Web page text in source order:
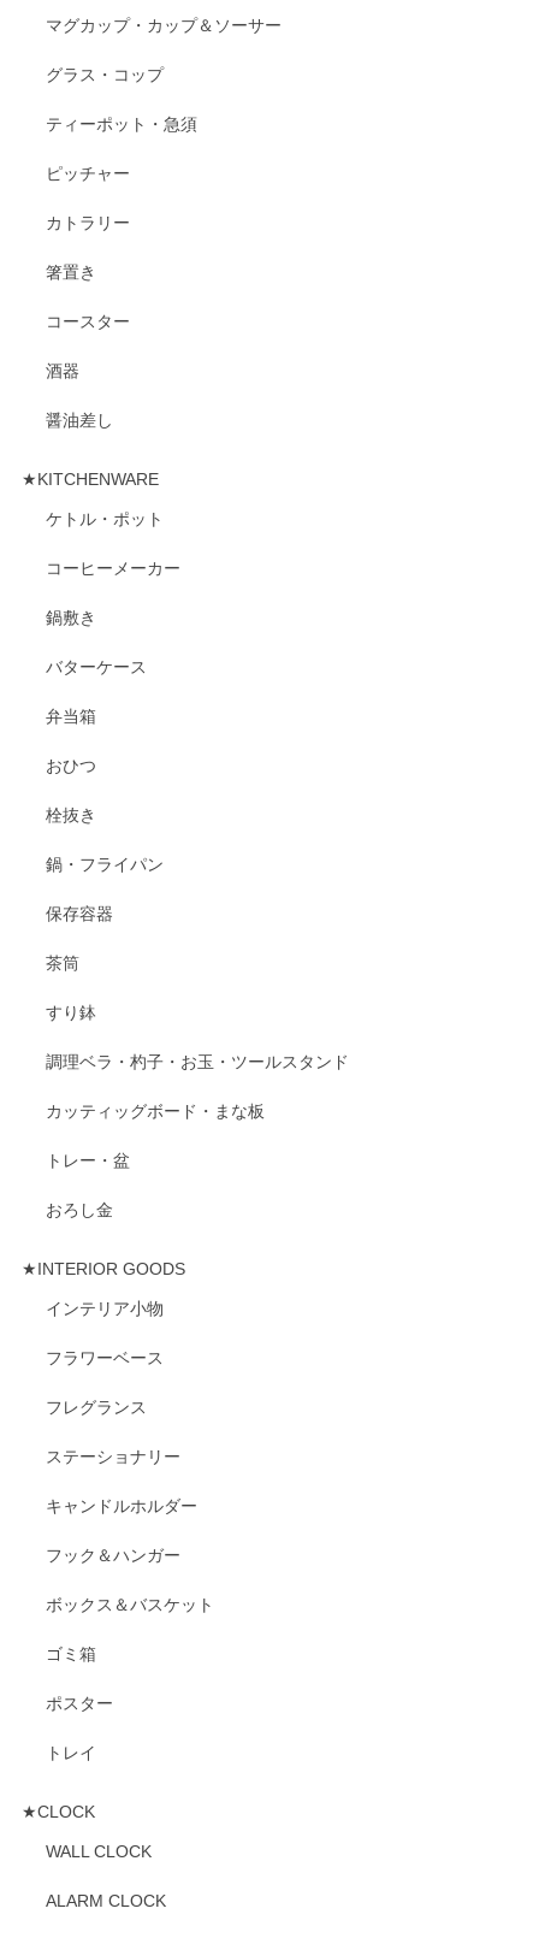
マグカップ・カップ＆ソーサー
グラス・コップ
ティーポット・急須
ピッチャー
カトラリー
箸置き
コースター
酒器
醤油差し
★KITCHENWARE
ケトル・ポット
コーヒーメーカー
鍋敷き
バターケース
弁当箱
おひつ
栓抜き
鍋・フライパン
保存容器
茶筒
すり鉢
調理ベラ・杓子・お玉・ツールスタンド
カッティッグボード・まな板
トレー・盆
おろし金
★INTERIOR GOODS
インテリア小物
フラワーベース
フレグランス
ステーショナリー
キャンドルホルダー
フック＆ハンガー
ボックス＆バスケット
ゴミ箱
ポスター
トレイ
★CLOCK
WALL CLOCK
ALARM CLOCK